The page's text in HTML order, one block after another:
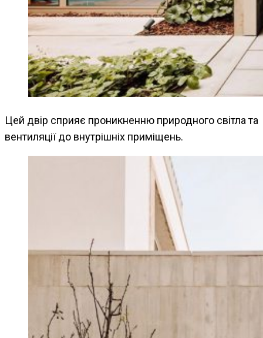
Цей двір сприяє проникненню природного світла та
вентиляції до внутрішніх приміщень.